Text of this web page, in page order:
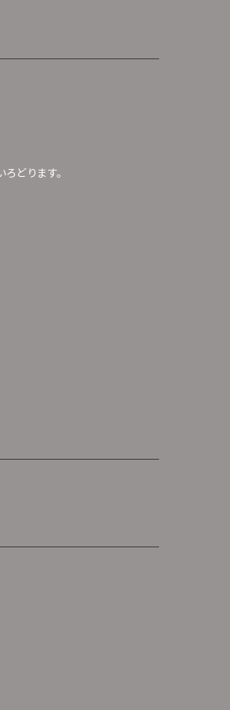
どります。